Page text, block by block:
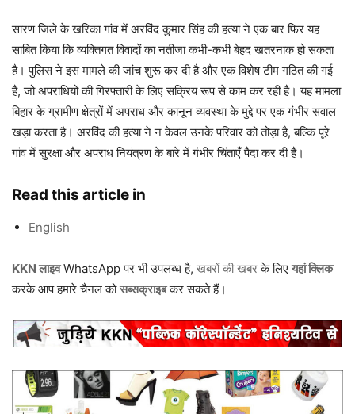
सारण जिले के खरिका गांव में अरविंद कुमार सिंह की हत्या ने एक बार फिर यह
साबित किया कि व्यक्तिगत विवादों का नतीजा कभी-कभी बेहद खतरनाक हो सकता
है। पुलिस ने इस मामले की जांच शुरू कर दी है और एक विशेष टीम गठित की गई
है, जो अपराधियों की गिरफ्तारी के लिए सक्रिय रूप से काम कर रही है। यह मामला
बिहार के ग्रामीण क्षेत्रों में अपराध और कानून व्यवस्था के मुद्दे पर एक गंभीर सवाल
खड़ा करता है। अरविंद की हत्या ने न केवल उनके परिवार को तोड़ा है, बल्कि पूरे
गांव में सुरक्षा और अपराध नियंत्रण के बारे में गंभीर चिंताएँ पैदा कर दी हैं।
Read this article in
English
KKN लाइवWhatsApp पर भी उपलब्ध है, खबरों की खबरके लिए यहां क्लिक
करके आप हमारे चैनल कोसब्सक्राइबकर सकते हैं।